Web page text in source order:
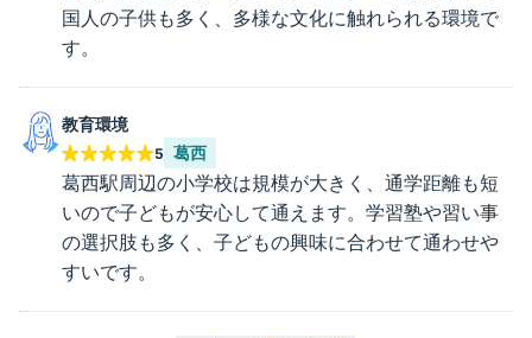
国人の子供も多く、多様な文化に触れられる環境で
す。
教育環境
5 葛西
葛西駅周辺の小学校は規模が大きく、通学距離も短
いので子どもが安心して通えます。学習塾や習い事
の選択肢も多く、子どもの興味に合わせて通わせや
すいです。